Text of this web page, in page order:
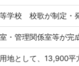
学校 校歌が制定・
・管理関係室等が完
地として、13,900平